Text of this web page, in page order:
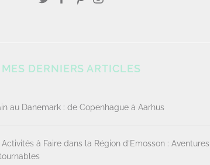
MES DERNIERS ARTICLES
au Danemark : de Copenhague à Aarhus
Activités à Faire dans la Région d’Emosson : Aventures